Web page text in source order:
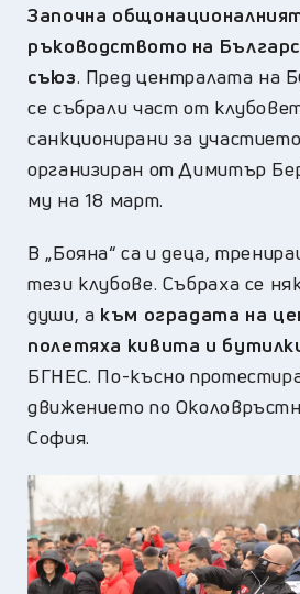
Започна
ръководството на
съюз. Пред централата на
се събрали част от
санкционирани за
организиран от Димитър
му на 18 март.
В „Бояна“ са и деца,
тези клубове. Събраха се
души, а към оградата на
полетяха кивита и
БГНЕС. По-късно
движението по
София.